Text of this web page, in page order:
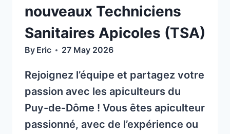
nouveaux Techniciens
Sanitaires Apicoles (TSA)
By Eric 27 May 2026
Rejoignez l’équipe et partagez votre
passion avec les apiculteurs du
Puy-de-Dôme ! Vous êtes apiculteur
passionné, avec de l’expérience ou